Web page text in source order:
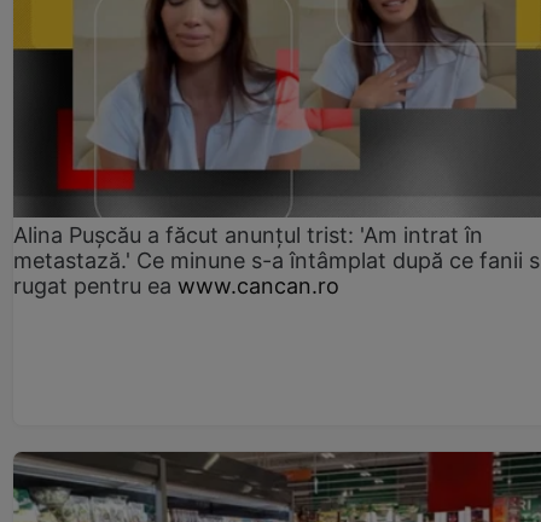
Alina Pușcău a făcut anunțul trist: 'Am intrat în
metastază.' Ce minune s-a întâmplat după ce fanii
rugat pentru ea www.cancan.ro